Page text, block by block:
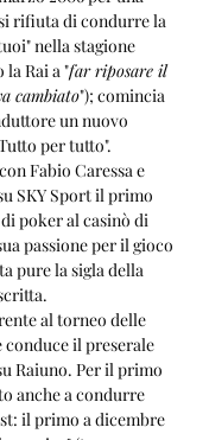
rifiuta di condurre la
nella stagione
Rai a "far riposare il
cambiato"); comincia
un nuovo
per tutto".
Fabio Caressa e
SKY Sport il primo
poker al casinò di
passione per il gioco
pure la sigla della
al torneo delle
il preserale
Raiuno. Per il primo
anche a condurre
il primo a dicembre